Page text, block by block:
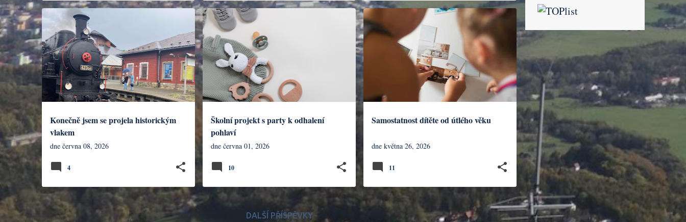
Konečně jsem se projela historickým
vlakem
dne června 08, 2026
DENÍK
4
Školní projekt s party k odhalení
pohlaví
dne června 01, 2026
DENÍK UČITELSTVÍ
10
Samostatnost dítěte od útlého věku
dne května 26, 2026
NÁZORY RODINA
11
DALŠÍ PŘÍSPĚVKY